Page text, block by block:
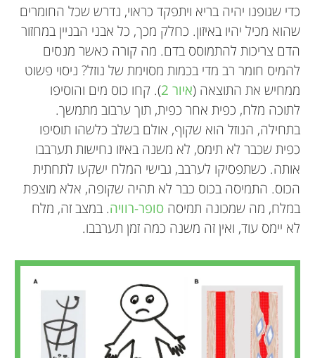
כדי שגופנו יהיה בריא ויתפקד כראוי, נדרש שכל החומרים
שהוא מכיל יהיו באיזון. כחלק מכך, כל אבני הבניין במחזור
הדם צריכות להתמוסס בדם. מה קורה כאשר מנסים
להמיס חומר רב מדי בכמות מסוימת של נוזל? ניסוי פשוט
ממחיש את התוצאה (איור 2 ). קחו כוס מים והוסיפו
לתוכה מלח, כפית אחר כפית, תוך ערבוב מתמשך.
בתחילה, הנוזל הוא שקוף, אולם בשלב כלשהו תוסיפו
כפית שכבר לא תימס, לא משנה באיזו נחישות תערבבו
אותה. כשתפסיקו לערבב, גבישי המלח ישקעו לתחתית
הכוס. התמיסה בכוס כבר לא תהיה שקופה, אלא מוצפת
במלח, מה שמכונה תמיסה סופר-רוויה. במצב זה, מלח
לא יימס עוד, ואין זה משנה כמה זמן תערבבו.